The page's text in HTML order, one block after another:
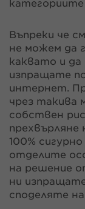
категориите
Въпреки че
не можем да
каквато и
изпращате
интернет.
чрез такива
собствен
прехвърляне
100%
отделите
на решение
ни
споделяте